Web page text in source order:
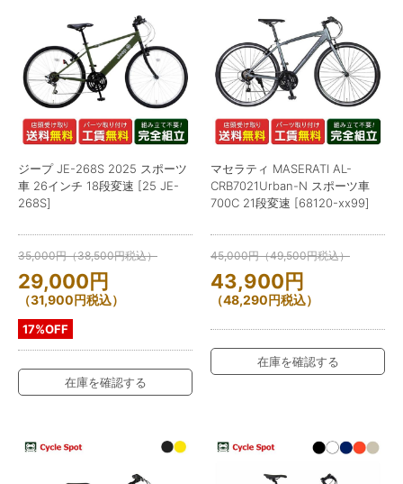
ジープ JE-268S 2025 スポーツ
車 26インチ 18段変速 [25 JE-
268S]
35,000円（38,500円税込）
29,000円
（31,900円税込）
17%OFF
在庫を確認する
マセラティ MASERATI AL-
CRB7021Urban-N スポーツ車
700C 21段変速 [68120-xx99]
45,000円（49,500円税込）
43,900円
（48,290円税込）
在庫を確認する